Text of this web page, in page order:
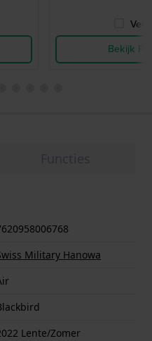
Bekijk
Military Hanowa
Lente/Zomer